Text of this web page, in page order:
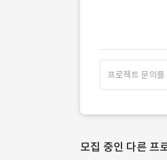
프로젝트 문의를
모집 중인 다른 프